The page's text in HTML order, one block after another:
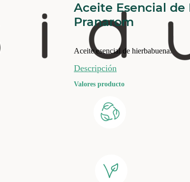
Aceite Esencial de
Pranarom
Aceite esencial de hierbabuena.
Descripción
Valores producto